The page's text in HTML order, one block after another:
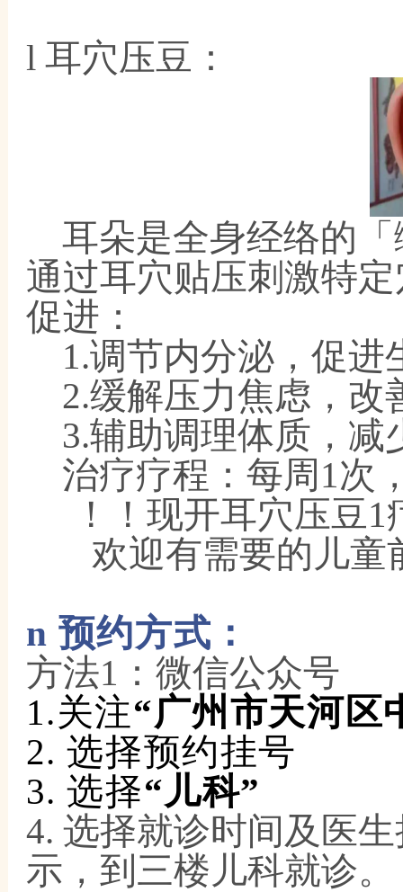
l 耳穴压豆：
耳朵是全身经络的
通过耳穴贴压刺激特
促进：
1.调节内分泌，促进
2.缓解压力焦虑，改
3.辅助调理体质，减
治疗疗程：每周 1次
！！现开耳穴压豆1
欢迎有需要的儿童
n 预约方式 ：
方法1： 微信公众号
1.关注“广州市天河区
2. 选择预约挂号
3. 选择“儿科”
4. 选择就诊时间及医
示，到三楼 儿科就诊。